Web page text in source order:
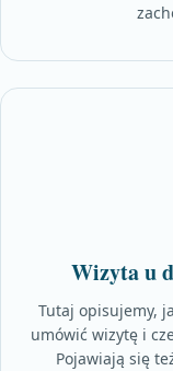
Wizyta u
Tutaj opisujemy,
umówić wizytę i
Pojawiają się